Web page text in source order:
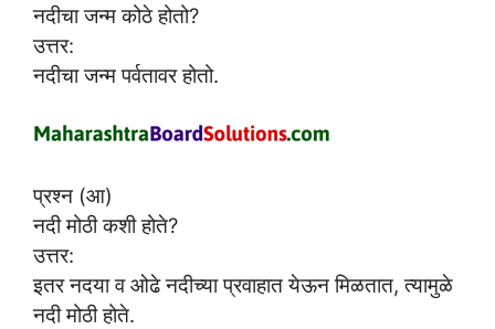
नदीचा जन्म कोठे होतो?
उत्तर:
नदीचा जन्म पर्वतावर होतो.
प्रश्न (आ)
नदी मोठी कशी होते?
उत्तर:
इतर नदया व ओढे नदीच्या प्रवाहात येऊन मिळतात, त्यामुळे
नदी मोठी होते.